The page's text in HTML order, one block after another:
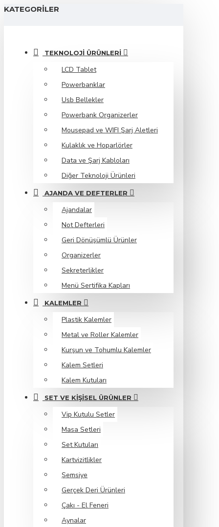
KATEGORILER
TEKNOLOJI ÜRÜNLERI
LCD Tablet
Powerbanklar
Usb Bellekler
Powerbank Organizerler
Mousepad ve WIFI Şarj Aletleri
Kulaklık ve Hoparlörler
Data ve Şarj Kabloları
Diğer Teknoloji Ürünleri
AJANDA VE DEFTERLER
Ajandalar
Not Defterleri
Geri Dönüşümlü Ürünler
Organizerler
Sekreterlikler
Menü Sertifika Kapları
KALEMLER
Plastik Kalemler
Metal ve Roller Kalemler
Kurşun ve Tohumlu Kalemler
Kalem Setleri
Kalem Kutuları
SET VE KIŞISEL ÜRÜNLER
Vip Kutulu Setler
Masa Setleri
Set Kutuları
Kartvizitlikler
Şemsiye
Gerçek Deri Ürünleri
Çakı - El Feneri
Aynalar